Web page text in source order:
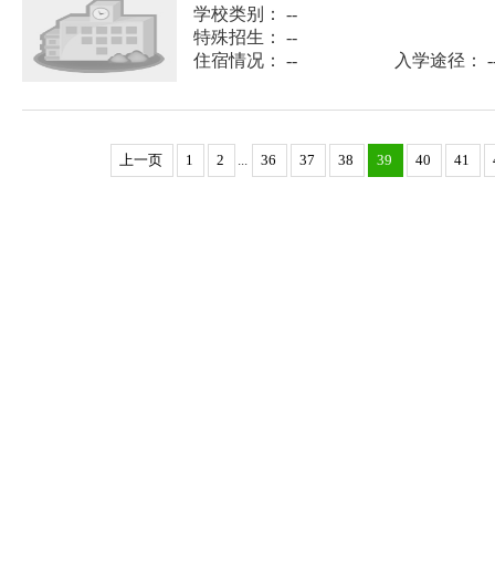
学校类别： --
特殊招生： --
住宿情况： --
入学途径：
上一页 1 2 ... 36 37 38 39 40 41